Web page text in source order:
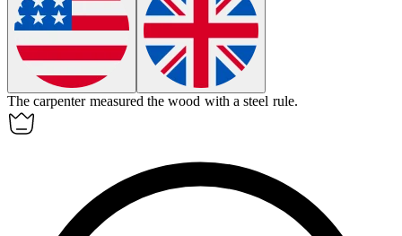
The carpenter measured the wood with a steel rule.